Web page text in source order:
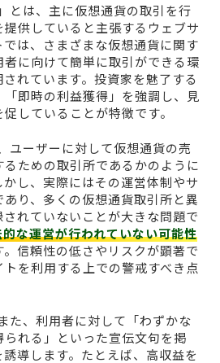
とは、主に仮想通貨の取引を行
供していると主張するウェブサ
は、さまざまな仮想通貨に関す
に向けて簡単に取引ができる環
れています。投資家を魅了する
即時の利益獲得」を強調し、見
していることが特徴です。
ーザーに対して仮想通貨の売
ための取引所であるかのように
し、実際にはその運営体制やサ
り、多くの仮想通貨取引所と異
れていないことが大きな問題で
な運営が行われていない可能性
信頼性の低さやリスクが顕著で
を利用する上での警戒すべき点
、利用者に対して「わずかな
れる」といった宣伝文句を掲
導します。たとえば、高収益を